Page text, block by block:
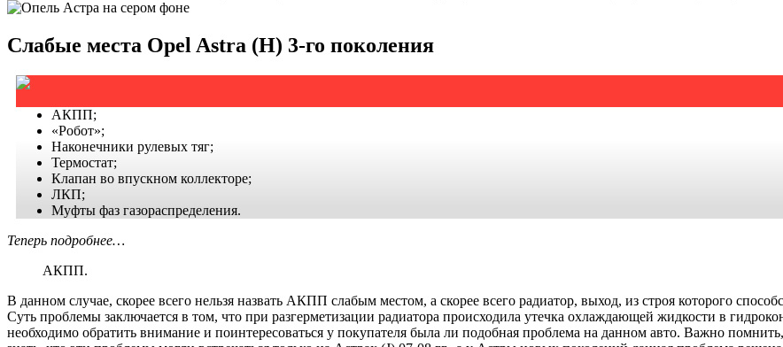
Слабые места Opel Astra (H) 3-го поколения
АКПП;
«Робот»;
Наконечники рулевых тяг;
Термостат;
Клапан во впускном коллекторе;
ЛКП;
Муфты фаз газораспределения.
Теперь подробнее…
АКПП.
В данном случае, скорее всего нельзя назвать АКПП слабым местом, а скорее всего радиатор, выход, из строя которого
Суть проблемы заключается в том, что при разгерметизации радиатора происходила утечка охлаждающей жидкости в
необходимо обратить внимание и поинтересоваться у покупателя была ли подобная проблема на данном авто. Важно